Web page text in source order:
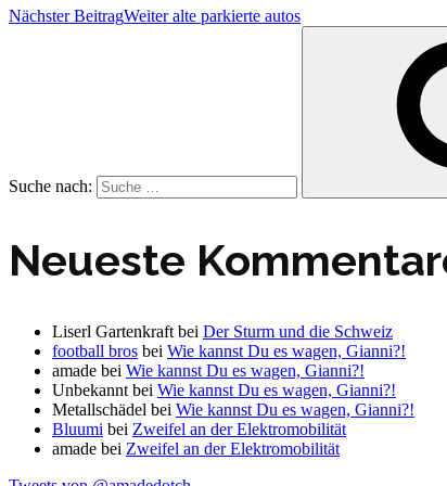
Nächster BeitragWeiter alte parkierte autos
Suche nach:
Neueste
Liserl Gartenkraft bei Der Sturm und die Schweiz
football bros bei Wie kannst Du es wagen, Gianni?!
amade bei Wie kannst Du es wagen, Gianni?!
Unbekannt bei Wie kannst Du es wagen, Gianni?!
Metallschädel bei Wie kannst Du es wagen, Gianni?!
Bluumi bei Zweifel an der Elektromobilität
amade bei Zweifel an der Elektromobilität